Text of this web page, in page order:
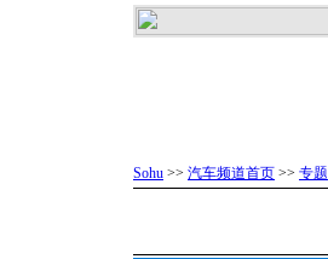
Sohu >> 汽车频道首页 >> 专题